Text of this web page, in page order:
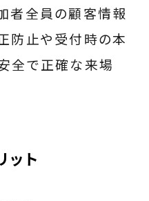
者全員の顧客情報
防止や受付時の本
全で正確な来場
ット